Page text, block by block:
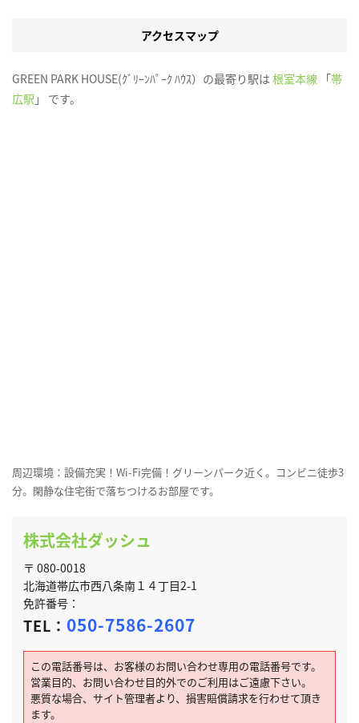
アクセスマップ
GREEN PARK HOUSE(ｸﾞﾘｰﾝﾊﾟｰｸ ﾊｳｽ）の最寄り駅は 根室本線 「帯
広駅 」 です。
周辺環境：設備充実！Wi-Fi完備！グリーンパーク近く。コンビニ徒歩3
分。閑静な住宅街で落ちつけるお部屋です。
株式会社ダッシュ
〒 080-0018
北海道帯広市西八条南１４丁目2-1
免許番号：
TEL： 050-7586-2607
この電話番号は、お客様のお問い合わせ専用の電話番号です。
営業目的、お問い合わせ目的外でのご利用はご遠慮下さい。
悪質な場合、サイト管理者より、損害賠償請求を行わせて頂き
ます。